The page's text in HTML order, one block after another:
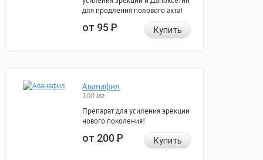
для продления полового акта!
от 95Р Купить
Аванафил
100 мг
Препарат для усиления эрекции
нового поколения!
от 200Р Купить